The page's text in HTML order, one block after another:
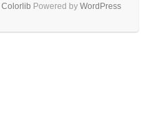
Colorlib Powered by WordPress